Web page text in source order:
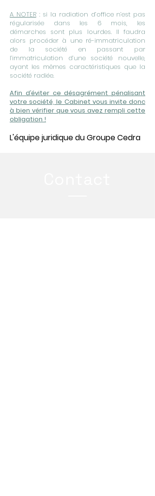
A NOTER: si la radiation d’office n’est pas
régularisée dans les 6 mois, les
démarches sont plus lourdes. Il faudra
alors procéder à une ré-immatriculation
de la société en passant par
l’immatriculation d’une société nouvelle,
ayant les mêmes caractéristiques que la
société radiée.
Afin d’éviter ce désagrément pénalisant
votre société, le Cabinet vous invite donc
à bien vérifier que vous avez rempli cette
obligation !
L'équipe juridique du Groupe Cedra